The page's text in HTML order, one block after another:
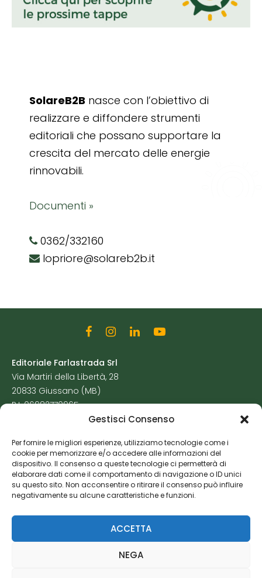
Gestisci Consenso
Per fornire le migliori esperienze, utilizziamo tecnologie come i
cookie per memorizzare e/o accedere alle informazioni del
dispositivo. Il consenso a queste tecnologie ci permetterà di
elaborare dati come il comportamento di navigazione o ID unici
su questo sito. Non acconsentire o ritirare il consenso può influire
negativamente su alcune caratteristiche e funzioni.
ACCETTA
NEGA
SolareB2B nasce con l’obiettivo di
realizzare e diffondere strumenti
editoriali che possano supportare la
crescita del mercato delle energie
rinnovabili.
Documenti »
0362/332160
lopriore@solareb2b.it
Editoriale Farlastrada Srl
Via Martiri della Libertà, 28
20833 Giussano (MB)
P.I. 06982770965
Cookie Policy
Risorse Aggiuntive